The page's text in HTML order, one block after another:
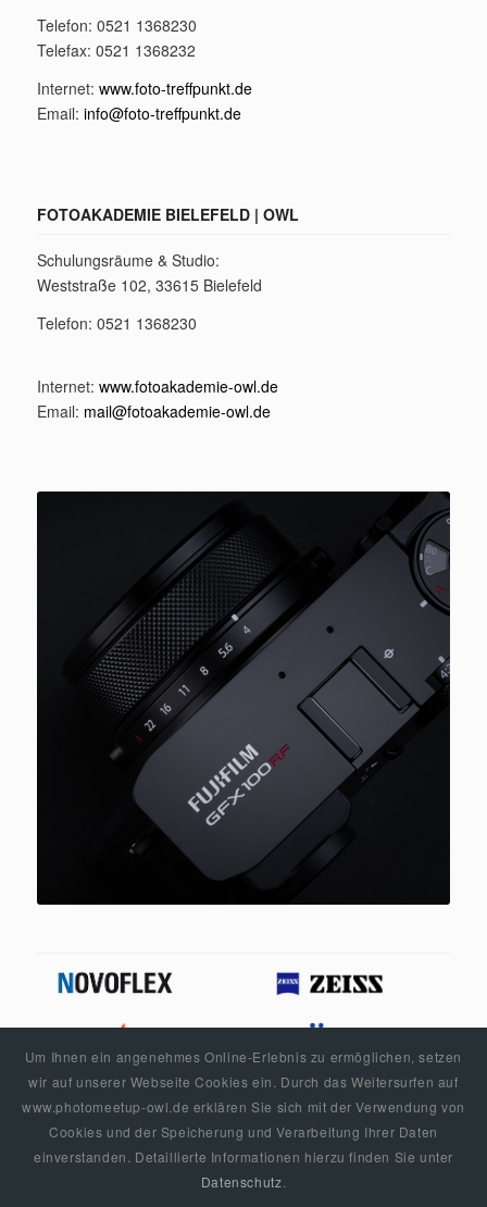
Telefon: 0521 1368230
Telefax: 0521 1368232
Internet: www.foto-treffpunkt.de
Email: info@foto-treffpunkt.de
FOTOAKADEMIE BIELEFELD | OWL
Schulungsräume & Studio:
Weststraße 102, 33615 Bielefeld
Telefon: 0521 1368230
Internet: www.fotoakademie-owl.de
Email: mail@fotoakademie-owl.de
Um Ihnen ein angenehmes Online-Erlebnis zu ermöglichen, setzen
wir auf unserer Webseite Cookies ein. Durch das Weitersurfen auf
www.photomeetup-owl.de erklären Sie sich mit der Verwendung von
Cookies und der Speicherung und Verarbeitung Ihrer Daten
einverstanden. Detaillierte Informationen hierzu finden Sie unter
Datenschutz